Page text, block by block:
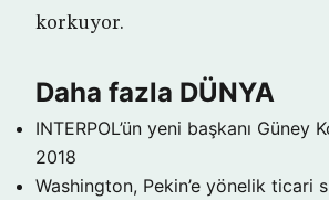
korkuyor.
Daha fazla DÜNYA
INTERPOL’ün yeni başkanı Güney
2018
Washington, Pekin’e yönelik ticari